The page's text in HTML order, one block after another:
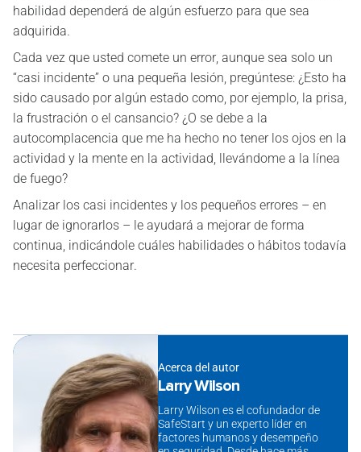
habilidad dependerá de algún esfuerzo para que sea
adquirida.
Cada vez que usted comete un error, aunque sea solo un
“casi incidente” o una pequeña lesión, pregúntese: ¿Esto ha
sido causado por algún estado como, por ejemplo, la prisa,
la frustración o el cansancio? ¿O se debe a la
autocomplacencia que me ha hecho no tener los ojos en la
actividad y la mente en la actividad, llevándome a la línea
de fuego?
Analizar los casi incidentes y los pequeños errores – en
lugar de ignorarlos – le ayudará a mejorar de forma
continua, indicándole cuáles habilidades o hábitos todavía
necesita perfeccionar.
Acerca del autor
Larry Wilson
Larry Wilson es el cofundador de
SafeStart y un experto líder en
factores humanos y desempeño